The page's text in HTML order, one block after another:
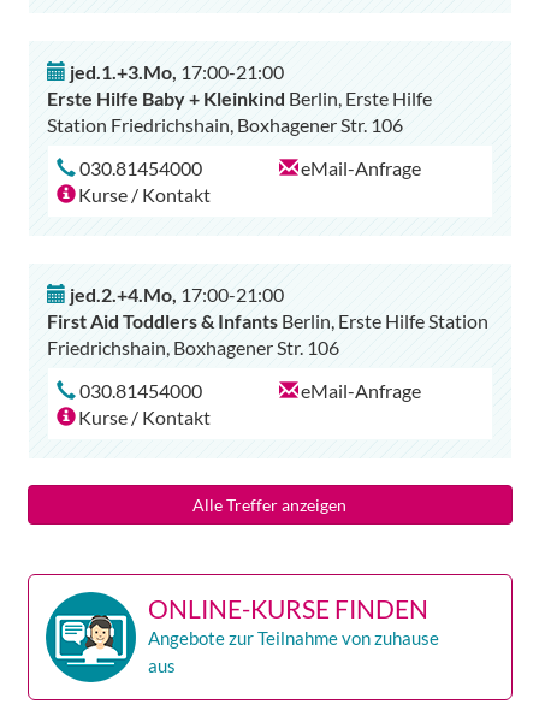
jed.1.+3.Mo, 17:00-21:00
Erste Hilfe Baby + Kleinkind Berlin, Erste Hilfe
Station Friedrichshain, Boxhagener Str. 106
030.81454000
eMail-Anfrage
Kurse / Kontakt
jed.2.+4.Mo, 17:00-21:00
First Aid Toddlers & Infants Berlin, Erste Hilfe Station
Friedrichshain, Boxhagener Str. 106
030.81454000
eMail-Anfrage
Kurse / Kontakt
Alle Treffer anzeigen
ONLINE-KURSE FINDEN
Angebote zur Teilnahme von zuhause
aus